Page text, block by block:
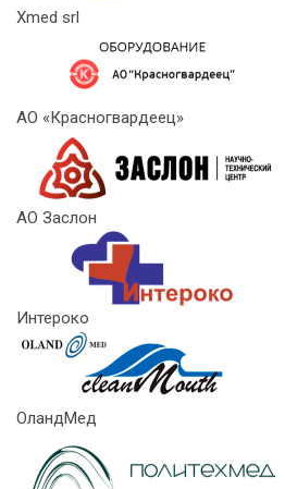
Xmed srl
АО «Красногвардеец»
АО Заслон
Интероко
ОландМед